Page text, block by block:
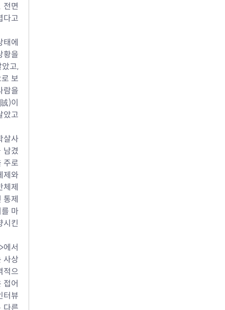
전면
다고
에
황을
고,
보
람을
)이
았고
살사
남겼
주로
제와
제
제
마
시킨
서
사상
적으
접어
터뷰
다른